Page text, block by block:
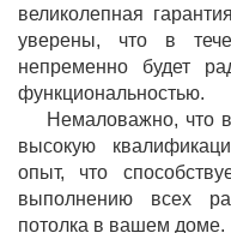
великолепная
уверены, что в
непременно будет
функциональностью.
Немаловажно, что
высокую
опыт, что
выполнению всех
потолка в вашем доме.